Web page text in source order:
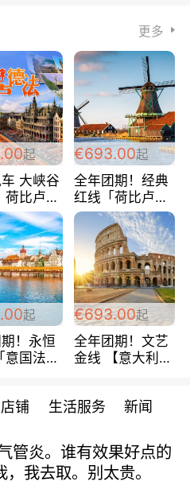
更多
起
车 大峡谷
荷比卢德
上下 经
日游
人
€693.00起
全年团期！经典
红线「荷比卢德
法」七天循环 五
国 仅售99欧/人/
天！巴黎上下！
包拼房~
起
！永恒
意国法
~包拼房
€693.00起
全年团期！文艺
金线 【意大利一
每周铁发！
铺 生活服务 新闻
管炎。谁有效果好点的
我去取。别太贵。